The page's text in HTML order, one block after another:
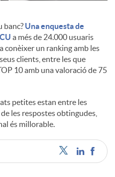
banc? Una enquesta de
a més de 24.000 usuaris
conèixer un ranking amb les
clients, entre les que
10 amb una valoració de 75
petites estan entre les
les respostes obtingudes,
és millorable.